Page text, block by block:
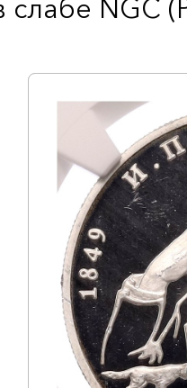
слабе NGC